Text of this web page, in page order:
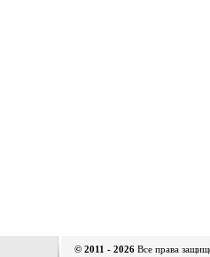
© 2011 - 2026 Все права